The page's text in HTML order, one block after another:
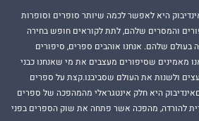
היא לאפשר לכמה שיותר סופרים וסופרות
והמסרים שלהם, לתת לקוראים חופש בחירה
בעולם שלהם. אנחנו אוהבים ספרים, סיפורים
מאמינים שסיפורים מעצבים את מי שאנחנו כבני
ולשנות את העולם שסביבנו.קצת על ספרים
היא חלק אינטגראלי מהמהפכה של ספרים
להורדה, מהפכה אשר פתחה את שוק הספרים בפני